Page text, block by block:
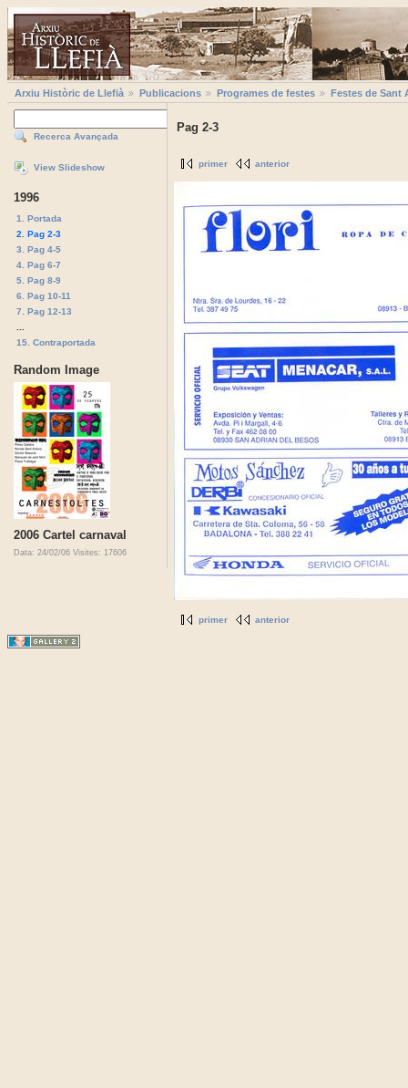
Arxiu Històric de Llefià Publicacions Programes de festes Festes de Sant
Recerca Avançada
View Slideshow
1996
1. Portada
2. Pag 2-3
3. Pag 4-5
4. Pag 6-7
5. Pag 8-9
6. Pag 10-11
7. Pag 12-13
15. Contraportada
Random Image
2006 Cartel carnaval
Data: 24/02/06 Visites: 17606
Pag 2-3
primer anterior
primer anterior